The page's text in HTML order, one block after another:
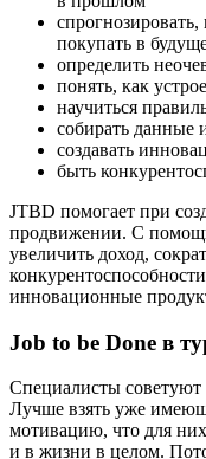
покупать в
определить
понять, как
научиться
собирать данные
создавать
быть
JTBD помогает при
продвижении. С
увеличить доход,
инновационные
Job to be Done в
Специалисты
Лучше взять уже
мотивацию, что для
и в жизни в целом.